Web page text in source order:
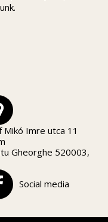
Mikó Imre utca 11
Gheorghe 520003,
Social media